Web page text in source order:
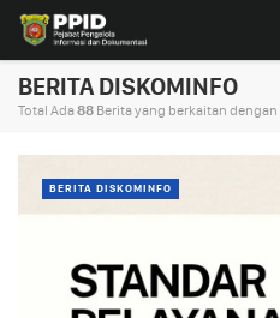
BERITA DISKOMINFO
Total Ada88 Berita yang berkaitan dengan
BERITA DISKOMINFO